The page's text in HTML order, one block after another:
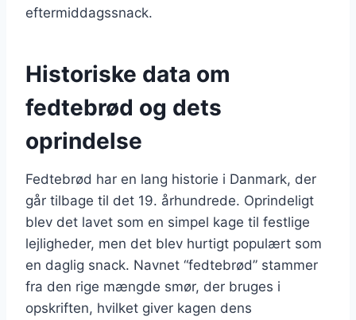
eftermiddagssnack.
Historiske data om
fedtebrød og dets
oprindelse
Fedtebrød har en lang historie i Danmark, der
går tilbage til det 19. århundrede. Oprindeligt
blev det lavet som en simpel kage til festlige
lejligheder, men det blev hurtigt populært som
en daglig snack. Navnet “fedtebrød” stammer
fra den rige mængde smør, der bruges i
opskriften, hvilket giver kagen dens